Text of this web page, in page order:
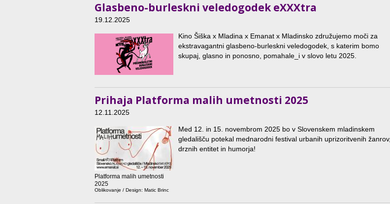
Glasbeno-burleskni veledogodek eXXXtra
19.12.2025
Kino Šiška x Mladina x Emanat x Mladinsko združujemo moči za
ekstravagantni glasbeno-burleskni veledogodek, s katerim bomo
skupaj, glasno in ponosno, pomahale_i v slovo letu 2025.
Prihaja Platforma malih umetnosti 2025
12.11.2025
Platforma malih umetnosti
2025
Oblikovanje / Design: Matic Brinc
Med 12. in 15. novembrom 2025 bo v Slovenskem mladinskem
gledališču potekal mednarodni festival urbanih uprizoritvenih žanrov,
drznih entitet in humorja!